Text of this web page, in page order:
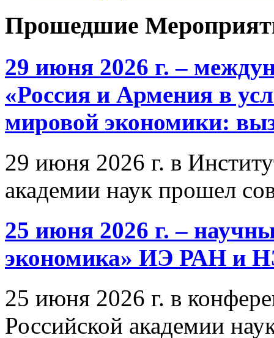
Прошедшие
29 июня 2026 г. –
«Россия и Армения в
мировой экономики:
29 июня 2026 г. в
академии наук прошел
25 июня 2026 г. –
экономика» ИЭ РАН и
25 июня 2026 г. в
Российской академии